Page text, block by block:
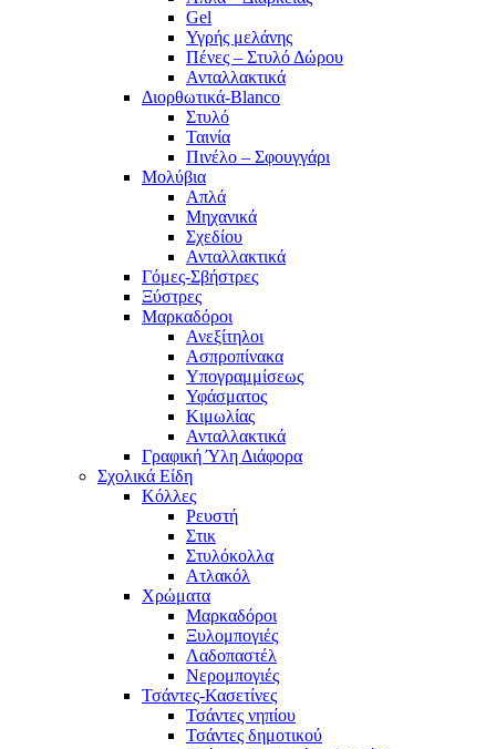
Gel
Υγρής μελάνης
Πένες – Στυλό Δώρου
Ανταλλακτικά
Διορθωτικά-Blanco
Στυλό
Ταινία
Πινέλο – Σφουγγάρι
Μολύβια
Απλά
Μηχανικά
Σχεδίου
Ανταλλακτικά
Γόμες-Σβήστρες
Ξύστρες
Μαρκαδόροι
Ανεξίτηλοι
Ασπροπίνακα
Υπογραμμίσεως
Υφάσματος
Κιμωλίας
Ανταλλακτικά
Γραφική Ύλη Διάφορα
Σχολικά Είδη
Κόλλες
Ρευστή
Στικ
Στυλόκολλα
Ατλακόλ
Χρώματα
Μαρκαδόροι
Ξυλομπογιές
Λαδοπαστέλ
Νερομπογιές
Τσάντες-Κασετίνες
Τσάντες νηπίου
Τσάντες δημοτικού